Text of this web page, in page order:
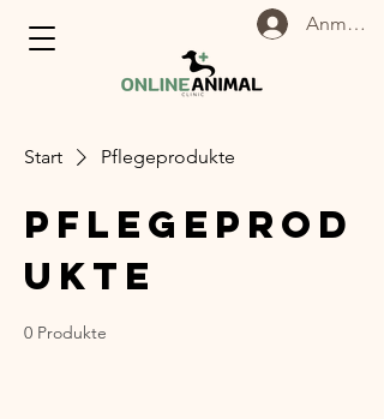
Anmelden
Start Pflegeprodukte
Pflegeprod
ukte
0 Produkte